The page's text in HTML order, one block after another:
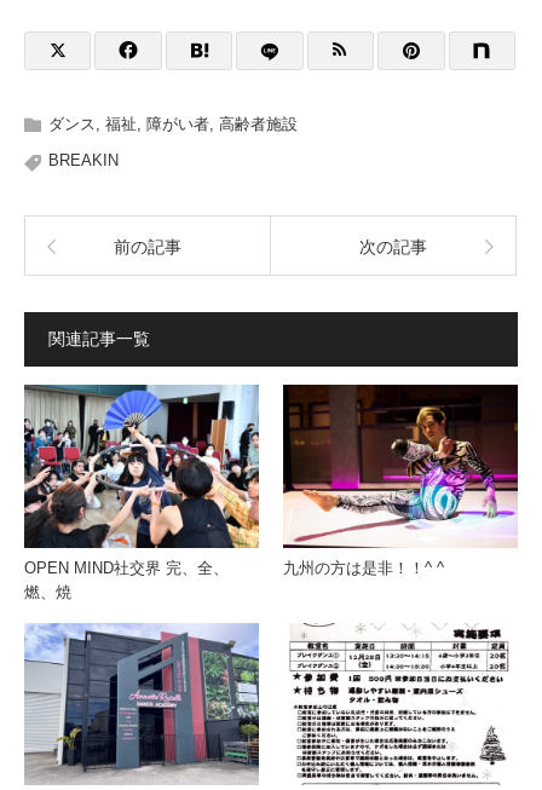
ダンス, 福祉, 障がい者, 高齢者施設
BREAKIN
前の記事 次の記事
関連記事一覧
OPEN MIND社交界 完、全、
燃、焼
九州の方は是非！！^ ^